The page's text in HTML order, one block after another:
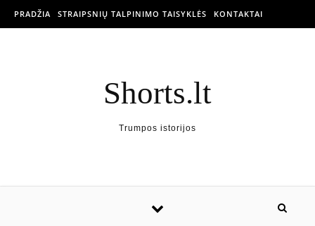
PRADŽIA STRAIPSNIŲ TALPINIMO TAISYKLĖS KONTAKTAI
Shorts.lt
Trumpos istorijos